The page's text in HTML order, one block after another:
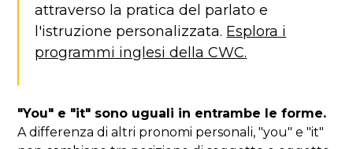
attraverso la pratica del parlato e
l'istruzione personalizzata. Esplora i
programmi inglesi della CWC.
"You" e "it" sono uguali in entrambe le forme.
A differenza di altri pronomi personali, "you" e "it"